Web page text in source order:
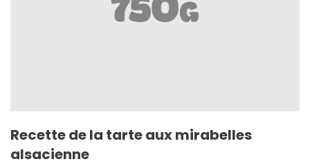
Recette de la tarte aux mirabelles
alsacienne